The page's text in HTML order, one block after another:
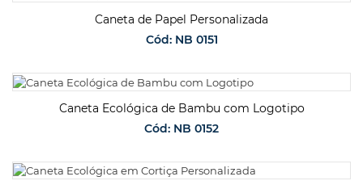
Caneta de Papel Personalizada
Cód: NB 0151
SOLICITAR ORÇAMENTO
Caneta Ecológica de Bambu com Logotipo
Cód: NB 0152
SOLICITAR ORÇAMENTO